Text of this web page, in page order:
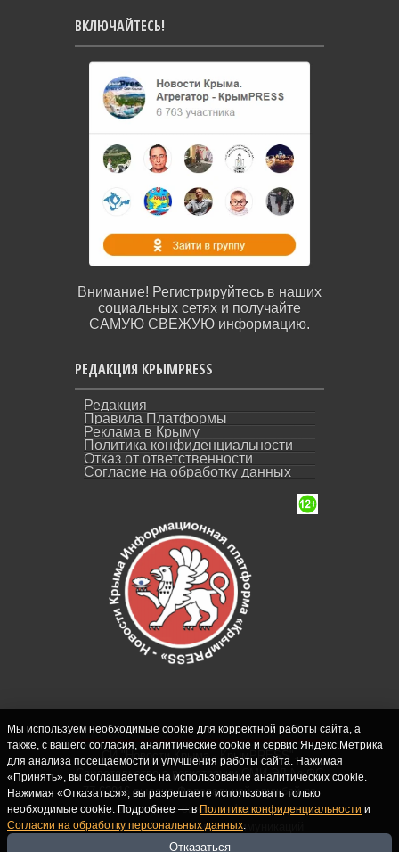
ВКЛЮЧАЙТЕСЬ!
Внимание! Регистрируйтесь в наших
социальных сетях и получайте
САМУЮ СВЕЖУЮ информацию.
РЕДАКЦИЯ КРЫМPRESS
Редакция
Правила Платформы
Реклама в Крыму
Политика конфиденциальности
Отказ от ответственности
Согласие на обработку данных
СИ "Новости Крыма - КрымPRESS".
Свидетельство о регистрации СМИ ЭЛ № ФС
77-62916 выдано Федеральной службой по
надзору в сфере связи, информационных
технологий и массовых коммуникаций
(Роскомнадзор) 10.09.2015. Учредитель и
Мы используем необходимые cookie для корректной работы сайта, а
также, с вашего согласия, аналитические cookie и сервис Яндекс.Метрика
для анализа посещаемости и улучшения работы сайта. Нажимая
«Принять», вы соглашаетесь на использование аналитических cookie.
Нажимая «Отказаться», вы разрешаете использовать только
необходимые cookie. Подробнее — в Политике конфиденциальности и
Согласии на обработку персональных данных.
Отказаться